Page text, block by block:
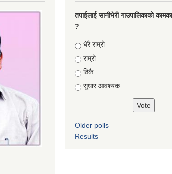
तपाईलाई सानीभेरी गाउपालिकाकाे
?
Choices
धेरै राम्राे
राम्रो
ठिकै
सुधार आवश्यक
Older polls
Results